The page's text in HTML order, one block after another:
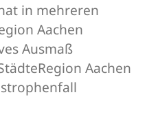
in mehreren
Aachen
Ausmaß
Aachen